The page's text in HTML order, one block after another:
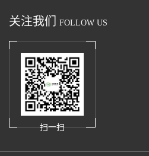
关注我们 FOLLOW US
扫一扫